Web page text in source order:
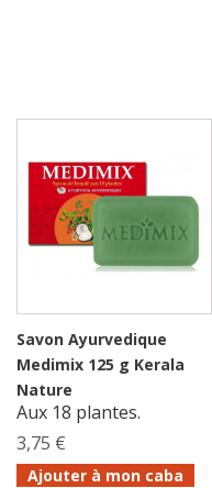
Savon Ayurvedique
Medimix 125 g Kerala
Nature
Aux 18 plantes.
3,75 €
Ajouter à mon caba